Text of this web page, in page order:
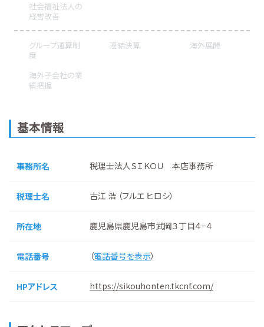
社会福祉法人の
経営改善
グループ通算制
度
連結決算 海外展開
海外子会社の業
績把握
基本情報
事務所名 税理士法人ＳＩＫＯＵ 本店事務所
税理士名 古江 浩 （フルエ ヒロシ）
所在地 鹿児島県鹿児島市武岡３丁目４−４
電話番号 （電話番号を表示）
HPアドレス https://sikouhonten.tkcnf.com/